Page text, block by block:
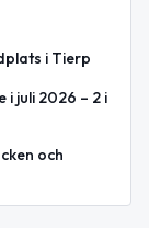
i Tierp
juli 2026 – 2 i
och